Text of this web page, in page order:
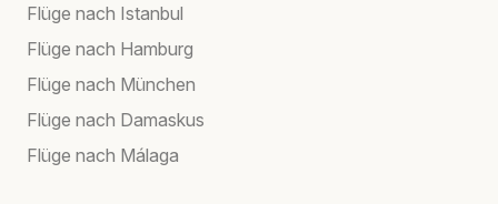
Flüge nach Istanbul
Flüge nach Hamburg
Flüge nach München
Flüge nach Damaskus
Flüge nach Málaga